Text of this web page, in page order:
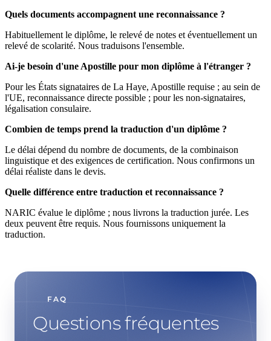
Quels documents accompagnent une reconnaissance ?
Habituellement le diplôme, le relevé de notes et éventuellement un
relevé de scolarité. Nous traduisons l'ensemble.
Ai-je besoin d'une Apostille pour mon diplôme à l'étranger ?
Pour les États signataires de La Haye, Apostille requise ; au sein de
l'UE, reconnaissance directe possible ; pour les non-signataires,
légalisation consulaire.
Combien de temps prend la traduction d'un diplôme ?
Le délai dépend du nombre de documents, de la combinaison
linguistique et des exigences de certification. Nous confirmons un
délai réaliste dans le devis.
Quelle différence entre traduction et reconnaissance ?
NARIC évalue le diplôme ; nous livrons la traduction jurée. Les
deux peuvent être requis. Nous fournissons uniquement la
traduction.
FAQ
Questions fréquentes